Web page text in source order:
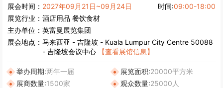
展会时间： 2027年09月21日~09月24日 时间:09:00-18:00
展览行业： 酒店用品 餐饮食材
主办单位： 英富曼展览集团
展会地点： 马来西亚 - 吉隆坡 - Kuala Lumpur City Centre 50088
- 吉隆坡会议中心
【查看展馆信息】
举办周期:两年一届 展览面积:20000平方米
展商数量:1500家 观众数量:25000人